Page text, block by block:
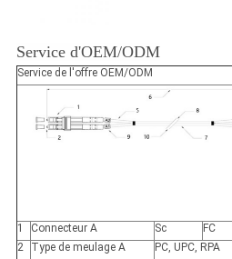
Service d'OEM/ODM
Service de l'offre OEM/ODM
1 Connecteur A Sc FC
2
Type de meulage A
PC, UPC, RPA